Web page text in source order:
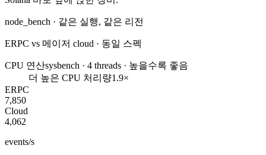
node_bench · 같은 실행, 같은 리전
ERPC vs 메이저 cloud · 동일 스펙
CPU 연산sysbench · 4 threads · 높을수록 좋음
더 높은 CPU 처리량1.9×
ERPC
7,850
Cloud
4,062
events/s